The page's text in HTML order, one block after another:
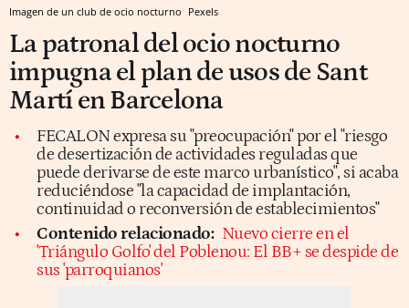
Imagen de un club de ocio nocturno Pexels
La patronal del ocio nocturno
impugna el plan de usos de Sant
Martí en Barcelona
FECALON expresa su "preocupación" por el "riesgo
de desertización de actividades reguladas que
puede derivarse de este marco urbanístico", si acaba
reduciéndose "la capacidad de implantación,
continuidad o reconversión de establecimientos"
Contenido relacionado: Nuevo cierre en el
'Triángulo Golfo' del Poblenou: El BB+ se despide de
sus 'parroquianos'